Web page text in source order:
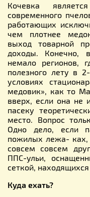
Кочевка
современного
работающих
чем плотнее
выход товарной
доходы. Конечно,
немало регионов,
полезного лету в
условиях
медовик», как то
вверх, если она не
пасеку
место. Вопрос
Одно дело, если
пожилых лежа- ках,
совсем совсем
ППС-ульи,
сеткой,
Куда ехать?